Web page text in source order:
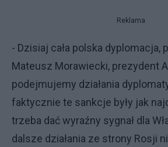
Reklama
- Dzisiaj cała polska dyplomacja,
Mateusz Morawiecki, prezydent
podejmujemy działania
faktycznie te sankcje były jak
trzeba dać wyraźny sygnał dla
dalsze działania ze strony Rosji